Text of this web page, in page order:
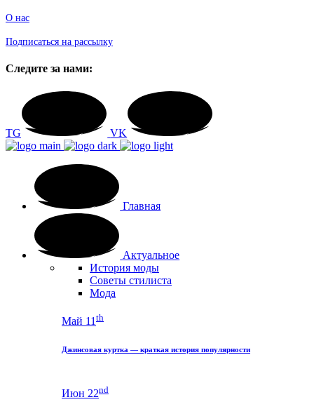
О нас
Подписаться на рассылку
Следите за нами:
TG VK
Главная
Актуальное
История моды
Советы стилиста
Мода
Май 11th
Джинсовая куртка — краткая история популярности
Июн 22nd